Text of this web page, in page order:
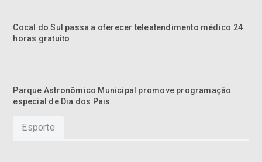
Cocal do Sul passa a oferecer teleatendimento médico 24
horas gratuito
Parque Astronômico Municipal promove programação
especial de Dia dos Pais
Esporte